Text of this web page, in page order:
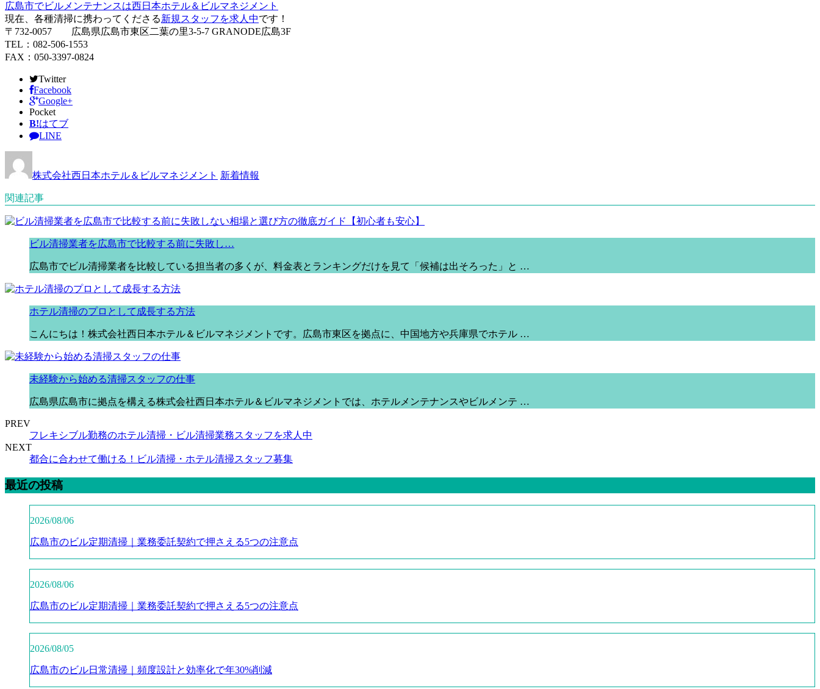
広島市でビルメンテナンスは西日本ホテル＆ビルマネジメント
現在、各種清掃に携わってくださる新規スタッフを求人中です！
〒732-0057 広島県広島市東区二葉の里3-5-7 GRANODE広島3F
TEL：082-506-1553
FAX：050-3397-0824
Twitter
Facebook
Google+
Pocket
B!はてブ
LINE
株式会社西日本ホテル＆ビルマネジメント 新着情報
関連記事
ビル清掃業者を広島市で比較する前に失敗し…
広島市でビル清掃業者を比較している担当者の多くが、料金表とランキングだけを見て「候補は出そろった」と …
ホテル清掃のプロとして成長する方法
こんにちは！株式会社西日本ホテル＆ビルマネジメントです。広島市東区を拠点に、中国地方や兵庫県でホテル …
未経験から始める清掃スタッフの仕事
広島県広島市に拠点を構える株式会社西日本ホテル＆ビルマネジメントでは、ホテルメンテナンスやビルメンテ …
PREV
フレキシブル勤務のホテル清掃・ビル清掃業務スタッフを求人中
NEXT
都合に合わせて働ける！ビル清掃・ホテル清掃スタッフ募集
最近の投稿
2026/08/06
広島市のビル定期清掃｜業務委託契約で押さえる5つの注意点
2026/08/06
広島市のビル定期清掃｜業務委託契約で押さえる5つの注意点
2026/08/05
広島市のビル日常清掃｜頻度設計と効率化で年30%削減